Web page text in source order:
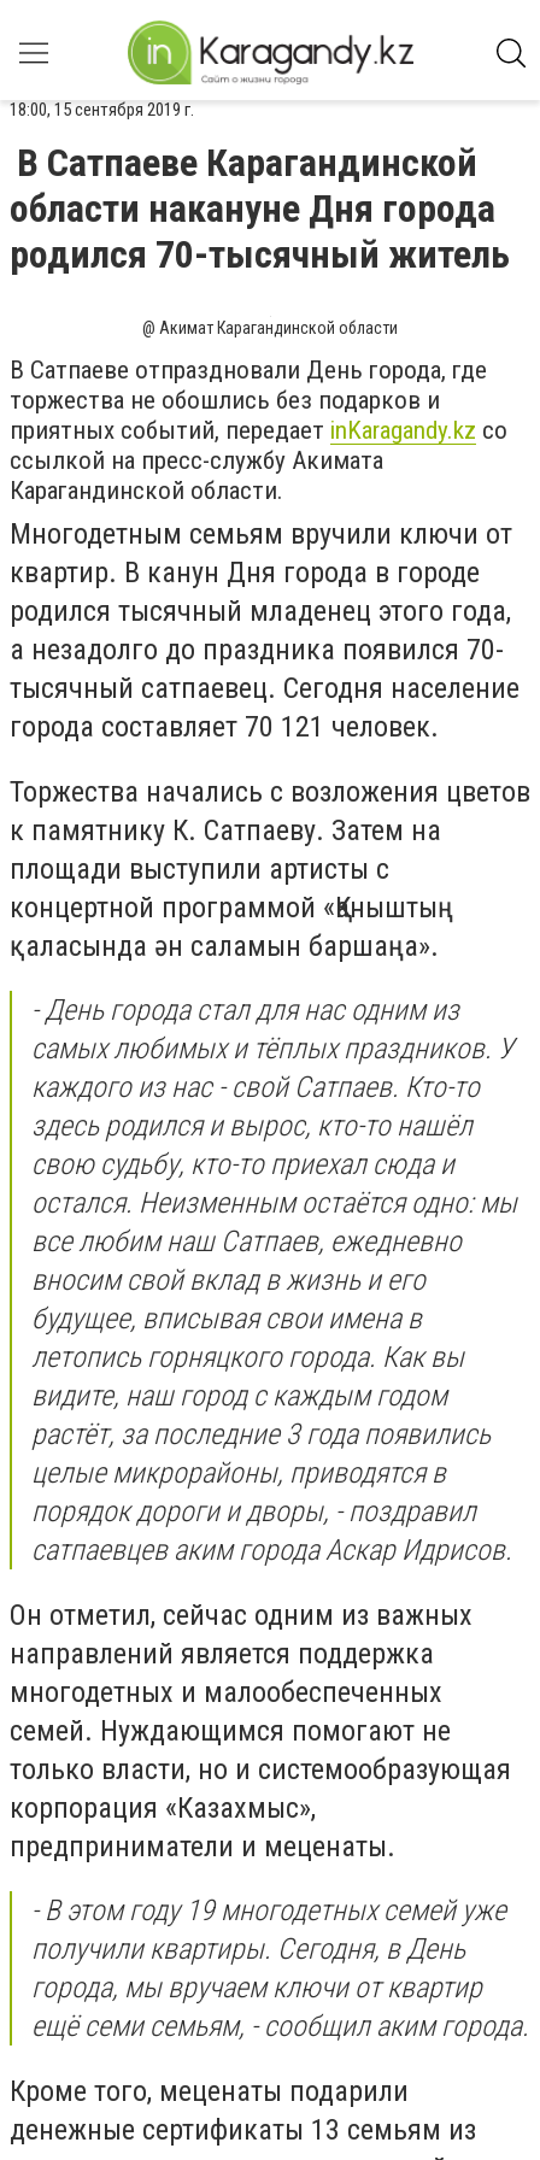
18:00, 15 сентября 2019 г.
В Сатпаеве Карагандинской
области накануне Дня города
родился 70-тысячный житель
@ Акимат Карагандинской области
В Сатпаеве отпраздновали День города, где
торжества не обошлись без подарков и
приятных событий, передает inKaragandy.kz со
ссылкой на пресс-службу Акимата
Карагандинской области.
Многодетным семьям вручили ключи от
квартир. В канун Дня города в городе
родился тысячный младенец этого года,
а незадолго до праздника появился 70-
тысячный сатпаевец. Сегодня население
города составляет 70 121 человек.
Торжества начались с возложения цветов
к памятнику К. Сатпаеву. Затем на
площади выступили артисты с
концертной программой «Қаныштың
қаласында ән саламын баршаңа».
- День города стал для нас одним из
самых любимых и тёплых праздников. У
каждого из нас - свой Сатпаев. Кто-то
здесь родился и вырос, кто-то нашёл
свою судьбу, кто-то приехал сюда и
остался. Неизменным остаётся одно: мы
все любим наш Сатпаев, ежедневно
вносим свой вклад в жизнь и его
будущее, вписывая свои имена в
летопись горняцкого города. Как вы
видите, наш город с каждым годом
растёт, за последние 3 года появились
целые микрорайоны, приводятся в
порядок дороги и дворы, - поздравил
сатпаевцев аким города Аскар Идрисов.
Он отметил, сейчас одним из важных
направлений является поддержка
многодетных и малообеспеченных
семей. Нуждающимся помогают не
только власти, но и системообразующая
корпорация «Казахмыс»,
предприниматели и меценаты.
- В этом году 19 многодетных семей уже
получили квартиры. Сегодня, в День
города, мы вручаем ключи от квартир
ещё семи семьям, - сообщил аким города.
Кроме того, меценаты подарили
денежные сертификаты 13 семьям из